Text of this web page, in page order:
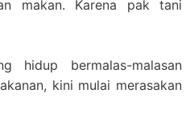
makan. Karena pak tani
hidup bermalas-malasan
kini mulai merasakan